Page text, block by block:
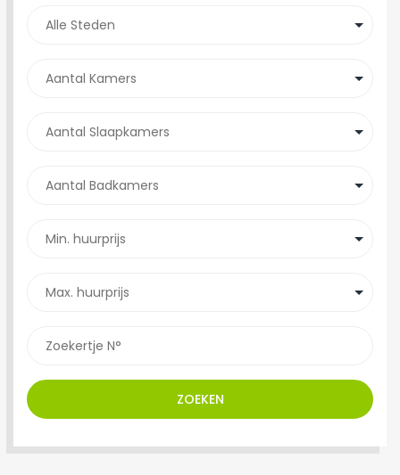
ZOEKEN